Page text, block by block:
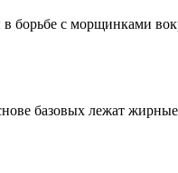
борьбе с морщинками
базовых лежат